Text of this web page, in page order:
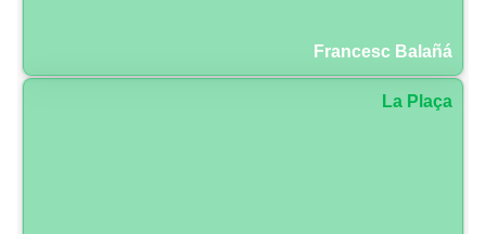
Francesc Balañá
La Plaça